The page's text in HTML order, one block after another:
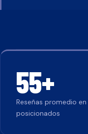
55+
Reseñas promedio en
posicionados